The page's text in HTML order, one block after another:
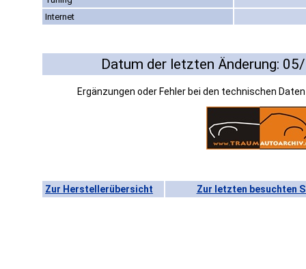
Internet
Datum der letzten Änderung:
Ergänzungen oder Fehler bei den technischen
Zur Herstellerübersicht Zur letzten besuchten